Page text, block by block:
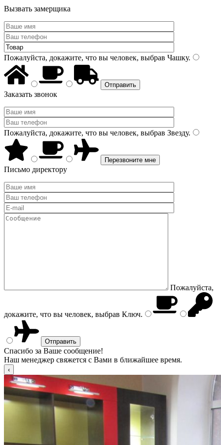
Вызвать замерщика
Пожалуйста, докажите, что вы человек, выбрав Чашку.
Заказать звонок
Пожалуйста, докажите, что вы человек, выбрав Звезду.
Письмо директору
Пожалуйста,
докажите, что вы человек, выбрав Ключ.
Спасибо за Ваше сообщение!
Наш менеджер свяжется с Вами в ближайшее время.